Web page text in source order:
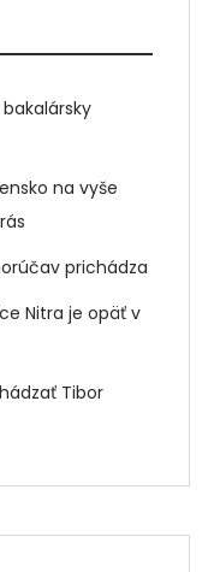
na vyše
prichádza
Nitra je opäť v
Tibor